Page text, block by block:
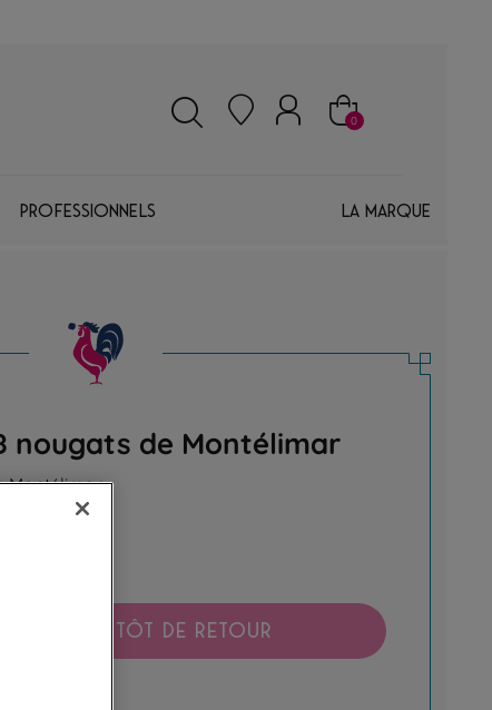
0
Professionnels La marque
nougats de Montélimar
Montélimar
BIENTÔT DE RETOUR